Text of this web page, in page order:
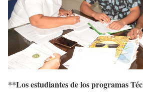
**Los estudiantes de los programas